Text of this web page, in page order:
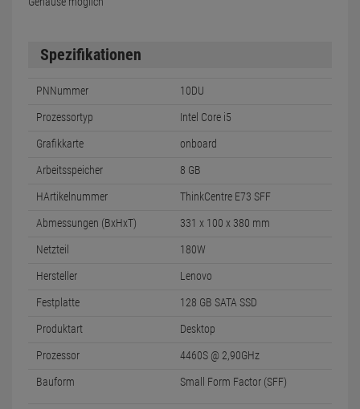
Spezifikationen
PNNummer 10DU
Prozessortyp Intel Core i5
Grafikkarte onboard
Arbeitsspeicher 8 GB
HArtikelnummer ThinkCentre E73 SFF
Abmessungen (BxHxT) 331 x 100 x 380 mm
Netzteil 180W
Hersteller Lenovo
Festplatte 128 GB SATA SSD
Produktart Desktop
Prozessor 4460S @ 2,90GHz
Bauform Small Form Factor (SFF)